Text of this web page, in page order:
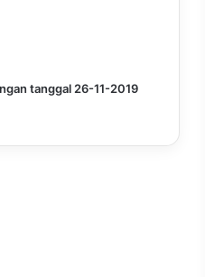
tanggal 26-11-2019